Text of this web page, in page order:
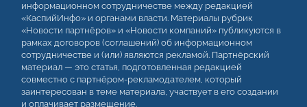
информационном сотрудничестве между редакцией
«КаспийИнфо» и органами власти. Материалы рубрик
«Новости партнёров» и «Новости компаний» публикуются в
рамках договоров (соглашений) об информационном
сотрудничестве и (или) являются рекламой. Партнёрский
материал — это статья, подготовленная редакцией
совместно с партнёром-рекламодателем, который
заинтересован в теме материала, участвует в его создании
и оплачивает размещение.